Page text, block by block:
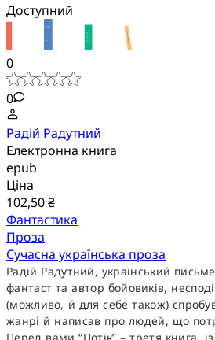
Доступний
0
0
Радій Радутний
Електронна книга
epub
Ціна
102,50 ₴
Фантастика
Проза
Сучасна українська проза
Радій Радутний, український
фантаст та автор бойовиків,
(можливо, й для себе також)
жанрі й написав про людей, що